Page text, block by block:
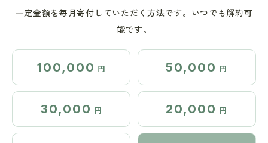
一定金額を毎月寄付していただく方法です。いつでも解約可
能です。
100,000 円 50,000 円
30,000 円 20,000 円